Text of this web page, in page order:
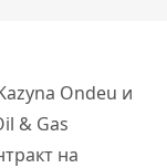
Ondeu и
& Gas
на